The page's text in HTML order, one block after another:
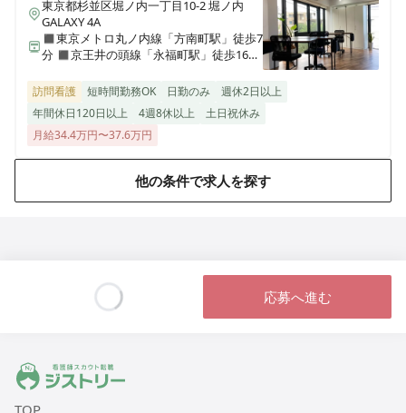
東京都杉並区堀ノ内一丁目10-2 堀ノ内
GALAXY 4A
◼︎東京メトロ丸ノ内線「方南町駅」徒歩7
分 ◼︎京王井の頭線「永福町駅」徒歩16分
訪問看護 短時間勤務OK 日勤のみ
週休2日以上
年間休日120日以上
4週8休以上
土日祝休み
月給34.4万円〜37.6万円
他の条件で求人を探す
応募へ進む
ジストリー 看護師の転職マッチング
TOP